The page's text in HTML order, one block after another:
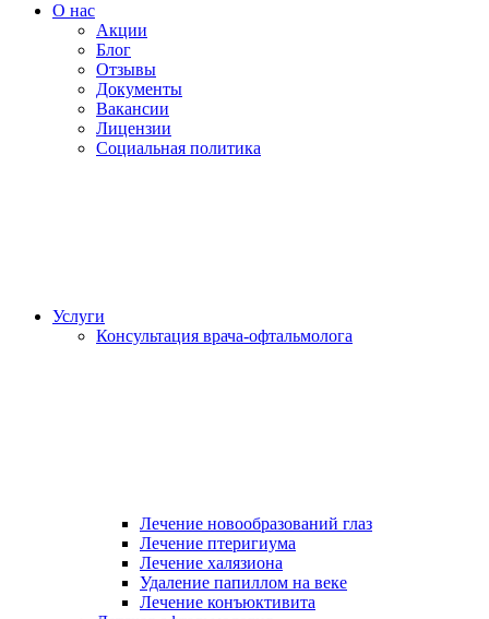
О нас
Акции
Блог
Отзывы
Документы
Вакансии
Лицензии
Социальная политика
Услуги
Консультация врача-офтальмолога
Лечение новообразований глаз
Лечение птеригиума
Лечение халязиона
Удаление папиллом на веке
Лечение конъюктивита